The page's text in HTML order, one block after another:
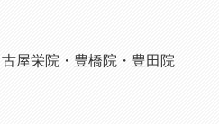
屋栄院・豊橋院・豊田院